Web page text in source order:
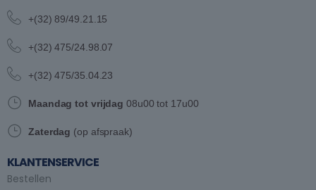
+(32) 89/49.21.15
+(32) 475/24.98.07
+(32) 475/35.04.23
Maandag tot vrijdag 08u00 tot 17u00
Zaterdag (op afspraak)
KLANTENSERVICE
Bestellen